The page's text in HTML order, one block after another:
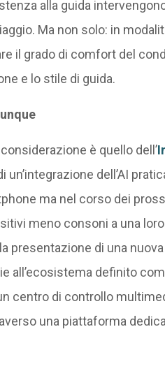
alla guida
Ma non solo: in
il grado di comfort del
e lo stile di guida.
è quello dell’
un’integrazione dell’AI
ma nel corso dei
meno consoni a una
presentazione di una
all’ecosistema definito
centro di controllo
una piattaforma